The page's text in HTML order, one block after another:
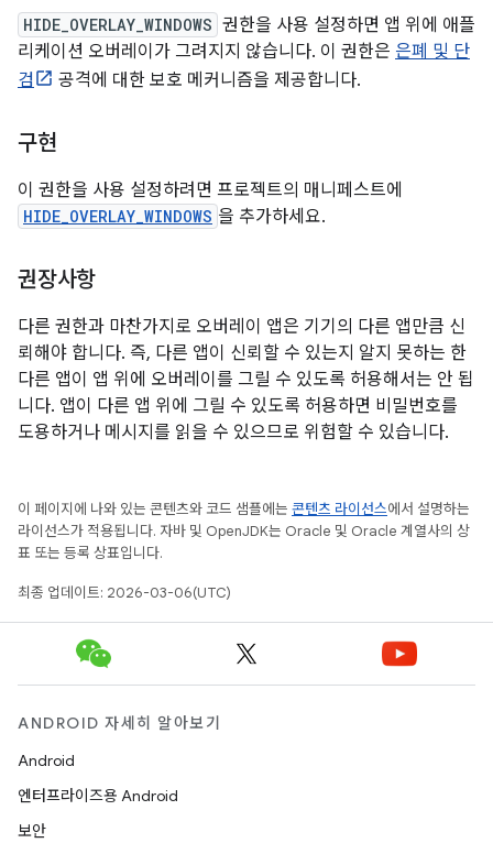
HIDE_OVERLAY_WINDOWS 권한을 사용 설정하면 앱 위에 애플
리케이션 오버레이가 그려지지 않습니다. 이 권한은 은폐 및 단
검
공격에 대한 보호 메커니즘을 제공합니다.
구현
이 권한을 사용 설정하려면 프로젝트의 매니페스트에
HIDE_OVERLAY_WINDOWS 을 추가하세요.
권장사항
다른 권한과 마찬가지로 오버레이 앱은 기기의 다른 앱만큼 신
뢰해야 합니다. 즉, 다른 앱이 신뢰할 수 있는지 알지 못하는 한
다른 앱이 앱 위에 오버레이를 그릴 수 있도록 허용해서는 안 됩
니다. 앱이 다른 앱 위에 그릴 수 있도록 허용하면 비밀번호를
도용하거나 메시지를 읽을 수 있으므로 위험할 수 있습니다.
이 페이지에 나와 있는 콘텐츠와 코드 샘플에는 콘텐츠 라이선스에서 설명하는
라이선스가 적용됩니다. 자바 및 OpenJDK는 Oracle 및 Oracle 계열사의 상
표 또는 등록 상표입니다.
최종 업데이트: 2026-03-06(UTC)
ANDROID 자세히 알아보기
Android
엔터프라이즈용 Android
보안